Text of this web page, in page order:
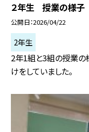
２年生 授業の様子
公開日 2026/04/22
2年生
2年1組と3組の授業の
けをしていました。